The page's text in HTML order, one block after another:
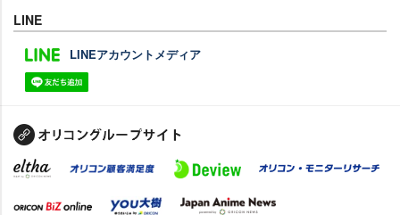
LINE
LINEアカウントメディア